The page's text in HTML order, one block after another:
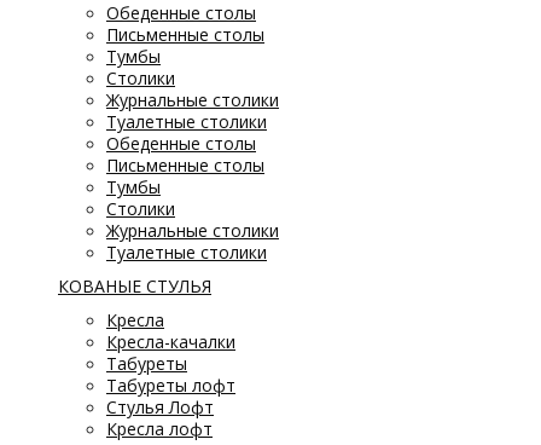
Обеденные столы
Письменные столы
Тумбы
Столики
Журнальные столики
Туалетные столики
Обеденные столы
Письменные столы
Тумбы
Столики
Журнальные столики
Туалетные столики
КОВАНЫЕ СТУЛЬЯ
Кресла
Кресла-качалки
Табуреты
Табуреты лофт
Стулья Лофт
Кресла лофт